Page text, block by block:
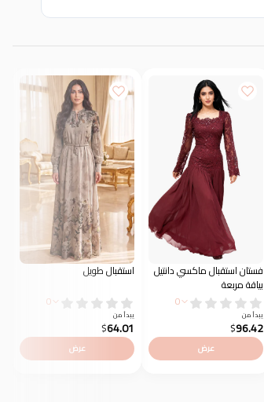
فستان استقبال ماكسي دانتيل
بياقة مربعة
0
يبدأ من
96.42
$
عرض
استقبال طويل
0
يبدأ من
64.01
$
عرض